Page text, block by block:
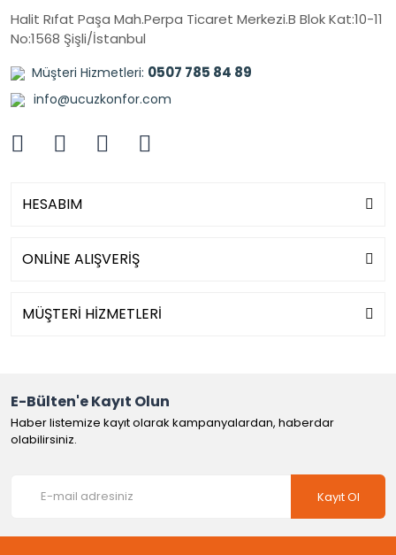
Halit Rıfat Paşa Mah.Perpa Ticaret Merkezi.B Blok Kat:10-11
No:1568 Şişli/İstanbul
Müşteri Hizmetleri: 0507 785 84 89
info@ucuzkonfor.com
HESABIM
ONLİNE ALIŞVERİŞ
MÜŞTERİ HİZMETLERİ
E-Bülten'e Kayıt Olun
Haber listemize kayıt olarak kampanyalardan, haberdar
olabilirsiniz.
Kayıt Ol